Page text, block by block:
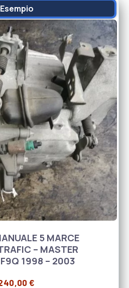
Esempio
5 MARCE
– MASTER
1998 – 2003
€